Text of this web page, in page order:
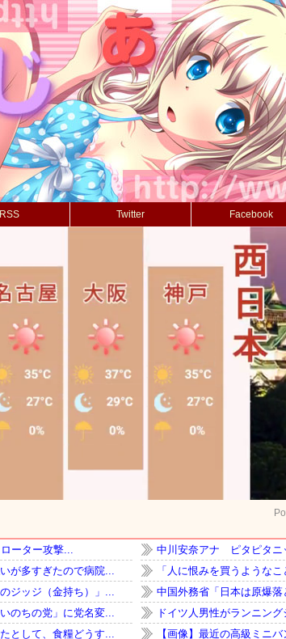
RSS Twitter Facebook